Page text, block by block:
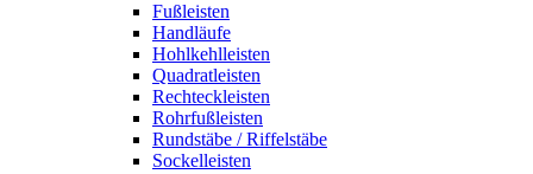
Fußleisten
Handläufe
Hohlkehlleisten
Quadratleisten
Rechteckleisten
Rohrfußleisten
Rundstäbe / Riffelstäbe
Sockelleisten